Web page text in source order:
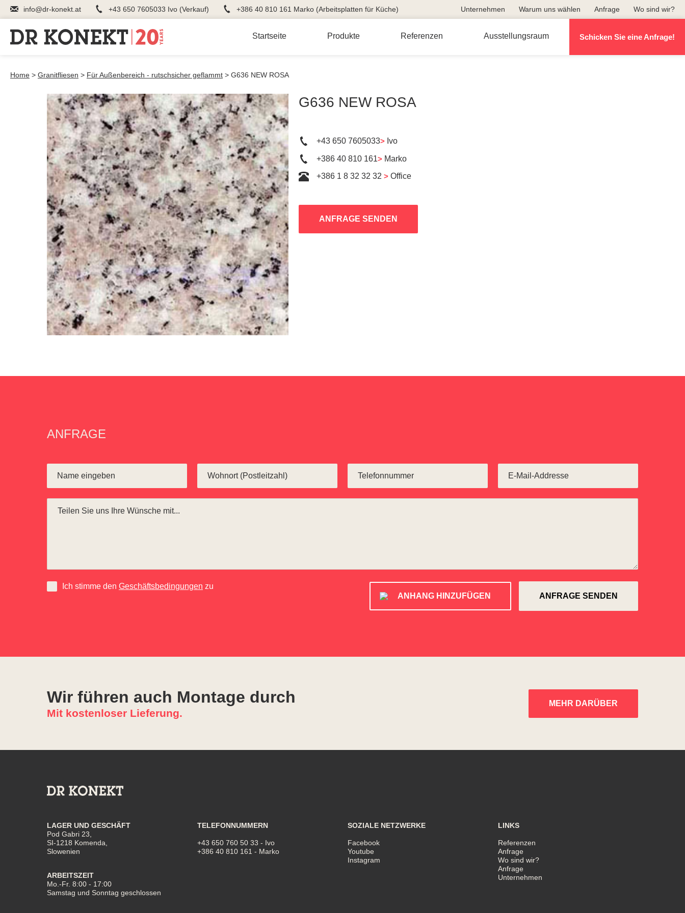
info@dr-konekt.at +43 650 7605033 Ivo (Verkauf) +386 40 810 161 Marko (Arbeitsplatten für Küche) Unternehmen Warum uns wählen Anfrage Wo sind wir?
Startseite Produkte Referenzen Ausstellungsraum Schicken Sie eine Anfrage!
Home > Granitfliesen > Für Außenbereich - rutschsicher geflammt > G636 NEW ROSA
G636 NEW ROSA
+43 650 7605033> Ivo
+386 40 810 161> Marko
+386 1 8 32 32 32 > Office
ANFRAGE SENDEN
ANFRAGE
Ich stimme den Geschäftsbedingungen zu
ANHANG HINZUFÜGEN
Wir führen auch Montage durch
Mit kostenloser Lieferung.
MEHR DARÜBER
LAGER UND GESCHÄFT
Pod Gabri 23,
SI-1218 Komenda,
Slowenien
ARBEITSZEIT
Mo.-Fr. 8:00 - 17:00
Samstag und Sonntag geschlossen
TELEFONNUMMERN
+43 650 760 50 33 - Ivo
+386 40 810 161 - Marko
SOZIALE NETZWERKE
Facebook
Youtube
Instagram
LINKS
Referenzen
Anfrage
Wo sind wir?
Anfrage
Unternehmen